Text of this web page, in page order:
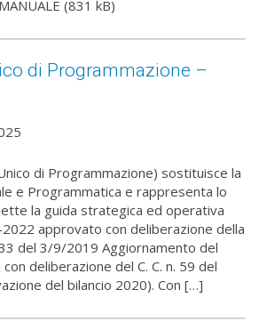
(831 kB)
di Programmazione –
di Programmazione) sostituisce la
e Programmatica e rappresenta lo
la guida strategica ed operativa
approvato con deliberazione della
del 3/9/2019 Aggiornamento del
deliberazione del C. C. n. 59 del
del bilancio 2020). Con […]